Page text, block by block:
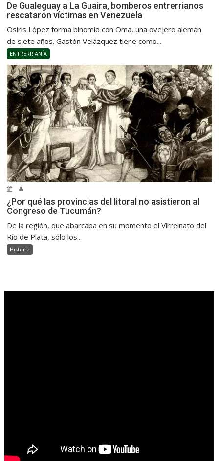
De Gualeguay a La Guaira, bomberos entrerrianos
rescataron víctimas en Venezuela
Osiris López forma binomio con Oma, una ovejero alemán
de siete años. Gastón Velázquez tiene como...
ENTRERRIANÍA
¿Por qué las provincias del litoral no asistieron al
Congreso de Tucumán?
De la región, que abarcaba en su momento el Virreinato del
Río de Plata, sólo los...
Historia